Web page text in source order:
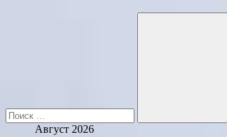
Август 2026